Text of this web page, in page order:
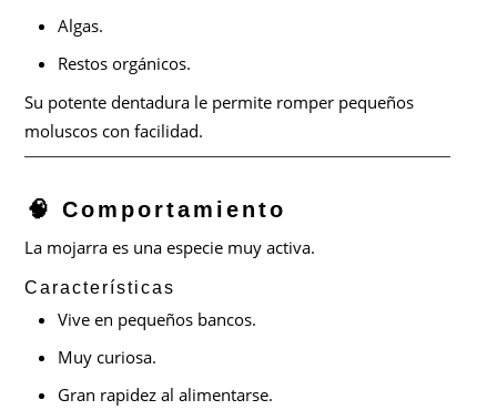
Algas.
Restos orgánicos.
Su potente dentadura le permite romper pequeños
moluscos con facilidad.
🧠 Comportamiento
La mojarra es una especie muy activa.
Características
Vive en pequeños bancos.
Muy curiosa.
Gran rapidez al alimentarse.